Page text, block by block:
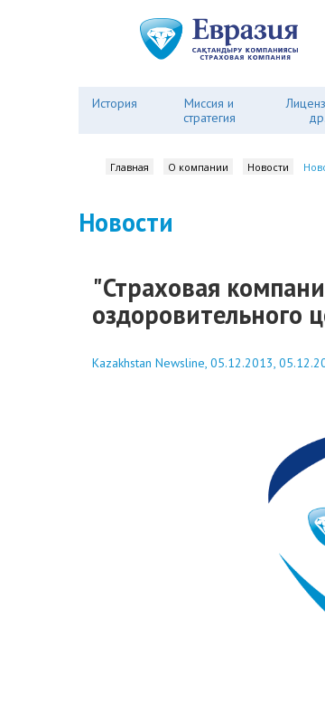
История
Миссия и
стратегия
др.
Главная О компании Новости
Новости
"Страховая
оздоровительного
Kazakhstan Newsline, 05.12.2013,